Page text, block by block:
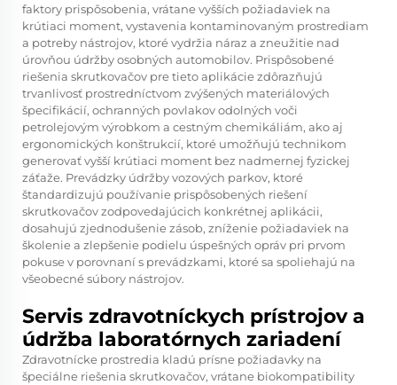
faktory prispôsobenia, vrátane vyšších požiadaviek na
krútiaci moment, vystavenia kontaminovaným prostrediam
a potreby nástrojov, ktoré vydržia náraz a zneužitie nad
úrovňou údržby osobných automobilov. Prispôsobené
riešenia skrutkovačov pre tieto aplikácie zdôrazňujú
trvanlivosť prostredníctvom zvýšených materiálových
špecifikácií, ochranných povlakov odolných voči
petrolejovým výrobkom a cestným chemikáliám, ako aj
ergonomických konštrukcií, ktoré umožňujú technikom
generovať vyšší krútiaci moment bez nadmernej fyzickej
záťaže. Prevádzky údržby vozových parkov, ktoré
štandardizujú používanie prispôsobených riešení
skrutkovačov zodpovedajúcich konkrétnej aplikácii,
dosahujú zjednodušenie zásob, zníženie požiadaviek na
školenie a zlepšenie podielu úspešných opráv pri prvom
pokuse v porovnaní s prevádzkami, ktoré sa spoliehajú na
všeobecné súbory nástrojov.
Servis zdravotníckych prístrojov a
údržba laboratórnych zariadení
Zdravotnícke prostredia kladú prísne požiadavky na
špeciálne riešenia skrutkovačov, vrátane biokompatibility